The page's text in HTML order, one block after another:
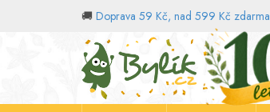
🚚 Doprava 59 Kč, nad 599 Kč zdarma
Domů